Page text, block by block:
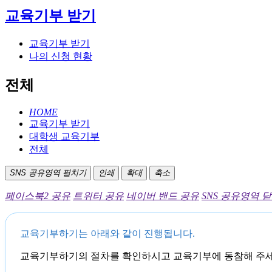
교육기부 받기
교육기부 받기
나의 신청 현황
전체
HOME
교육기부 받기
대학생 교육기부
전체
SNS 공유영역 펼치기 인쇄 확대 축소
페이스북2 공유 트위터 공유 네이버 밴드 공유 SNS 공유영역
교육기부하기는 아래와 같이 진행됩니다.
교육기부하기의 절차를 확인하시고 교육기부에 동참해 주